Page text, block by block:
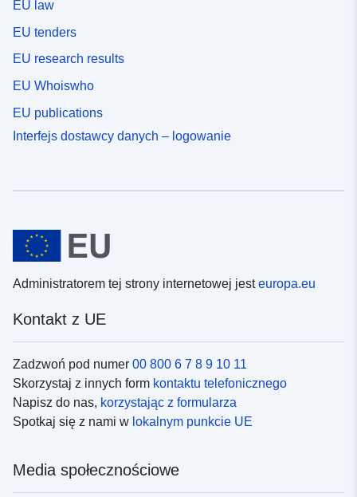
EU law
EU tenders
EU research results
EU Whoiswho
EU publications
Interfejs dostawcy danych – logowanie
Administratorem tej strony internetowej jesteuropa.eu
Kontakt z UE
Zadzwoń pod numer 00 800 6 7 8 9 10 11
Skorzystaj z innych form kontaktu telefonicznego
Napisz do nas, korzystając z formularza
Spotkaj się z nami w lokalnym punkcie UE
Media społecznościowe